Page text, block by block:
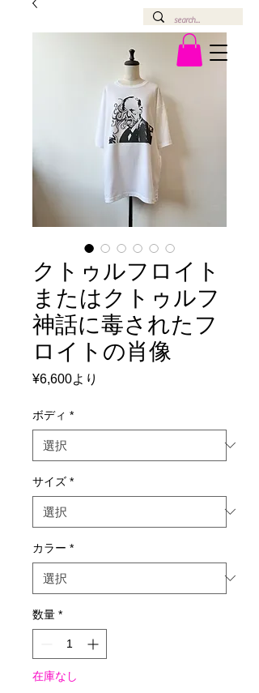
クトゥルフロイト
またはクトゥルフ
神話に毒されたフ
ロイトの肖像
¥6,600より
価
ボディ *
サイズ *
カラー *
数量 *
在庫なし